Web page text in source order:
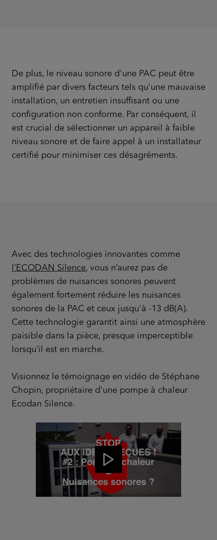
De plus, le niveau sonore d'une PAC peut être
amplifié par divers facteurs tels qu'une mauvaise
installation, un entretien insuffisant ou une
configuration non conforme. Par conséquent, il
est crucial de sélectionner un appareil à faible
niveau sonore et de faire appel à un installateur
certifié pour minimiser ces désagréments.
Avec des technologies innovantes comme
l’ECODAN Silence, vous n’aurez pas de
problèmes de nuisances sonores peuvent
également fortement réduire les nuisances
sonores de la PAC et ceux jusqu'à -13 dB(A).
Cette technologie garantit ainsi une atmosphère
paisible dans la pièce, presque imperceptible
lorsqu’il est en marche.
Visionnez le témoignage en vidéo de Stéphane
Chopin, propriétaire d'une pompe à chaleur
Ecodan Silence.